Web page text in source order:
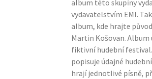
album této skupiny
vydavatelstvím EMI.
album, kde hrajte
Martin Košovan. Album
fiktivní hudební
popisuje údajné
hrají jednotlivé písně,